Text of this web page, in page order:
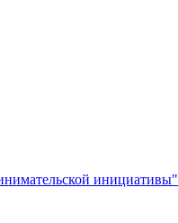
инициативы"